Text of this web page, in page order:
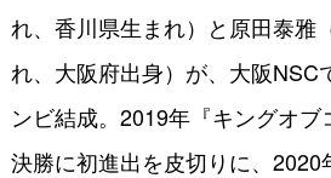
れ、香川県生まれ）と原田泰雅
れ、大阪府出身）が、大阪NSC
ンビ結成。2019年『キングオブ
決勝に初進出を皮切りに、2020